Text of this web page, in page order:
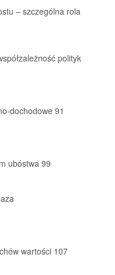
– szczególna rola
polityk
dochodowe 91
ubóstwa 99
wartości 107